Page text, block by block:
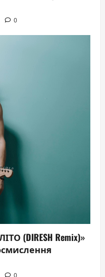
0
(DIRESH Remix)»